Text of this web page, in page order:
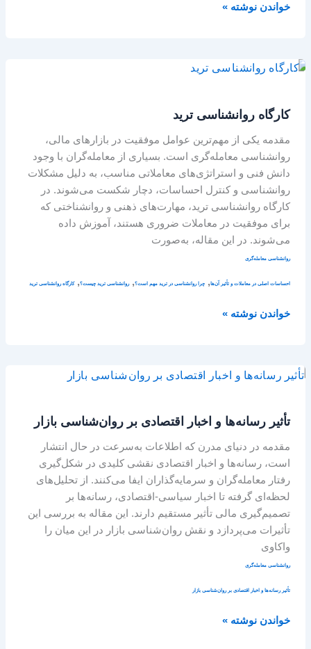
خواندن نوشته »
کارگاه روانشناسی ترید
مقدمه یکی از مهم‌ترین عوامل موفقیت در بازارهای مالی،
روانشناسی معامله‌گری است. بسیاری از معامله‌گران با وجود
دانش فنی و استراتژی‌های معاملاتی مناسب، به دلیل مشکلات
روانشناسی و کنترل احساسات، دچار شکست می‌شوند. در
کارگاه روانشناسی ترید، مهارت‌های ذهنی و روانشناختی که
برای موفقیت در معاملات ضروری هستند، آموزش داده
می‌شوند. در این مقاله، به‌صورت
روانشناسی معامله‌گری
احساسات اصلی در معاملات و تأثیر آن‌ها, چرا روانشناسی در ترید مهم است؟,روانشناسی ترید چیست؟,کارگاه روانشناسی ترید
کارگاه
خواندن نوشته »
تأثیر رسانه‌ها و اخبار اقتصادی بر روان‌شناسی بازار
مقدمه در دنیای مدرن که اطلاعات به‌سرعت در حال انتشار
است، رسانه‌ها و اخبار اقتصادی نقشی کلیدی در شکل‌گیری
رفتار معامله‌گران و سرمایه‌گذاران ایفا می‌کنند. از تحلیل‌های
لحظه‌ای گرفته تا اخبار سیاسی-اقتصادی، رسانه‌ها بر
تصمیم‌گیری مالی تأثیر مستقیم دارند. این مقاله به بررسی این
تأثیرات می‌پردازد و نقش روان‌شناسی بازار در این میان را
واکاوی
روانشناسی معامله‌گری
تأثیر رسانه‌ها و اخبار اقتصادی بر روان‌شناسی بازار
تأثیر
اخبار
بر
روان‌شناسی
بازار
خواندن نوشته »